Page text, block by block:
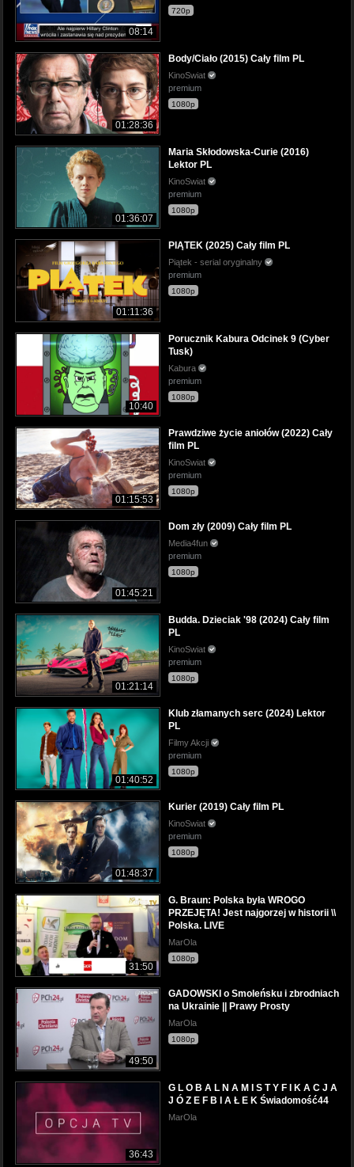
08:14
720p
01:28:36
Body/Ciało (2015) Cały film PL
KinoSwiat
premium
1080p
01:36:07
Maria Skłodowska-Curie (2016)
Lektor PL
KinoSwiat
premium
1080p
01:11:36
PIĄTEK (2025) Cały film PL
Piątek - serial oryginalny
premium
1080p
10:40
Porucznik Kabura Odcinek 9 (Cyber
Tusk)
Kabura
premium
1080p
01:15:53
Prawdziwe życie aniołów (2022) Cały
film PL
KinoSwiat
premium
1080p
01:45:21
Dom zły (2009) Cały film PL
Media4fun
premium
1080p
01:21:14
Budda. Dzieciak '98 (2024) Cały film
PL
KinoSwiat
premium
1080p
01:40:52
Klub złamanych serc (2024) Lektor
PL
Filmy Akcji
premium
1080p
01:48:37
Kurier (2019) Cały film PL
KinoSwiat
premium
1080p
31:50
G. Braun: Polska była WROGO
PRZEJĘTA! Jest najgorzej w historii \\
Polska. LIVE
MarOla
1080p
49:50
GADOWSKI o Smoleńsku i zbrodniach
na Ukrainie || Prawy Prosty
MarOla
1080p
36:43
G L O B A L N A M I S T Y F I K A C J A
J Ó Z E F B I A Ł E K Świadomość44
MarOla